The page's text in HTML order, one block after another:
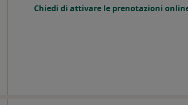
Chiedi di attivare le prenotazioni